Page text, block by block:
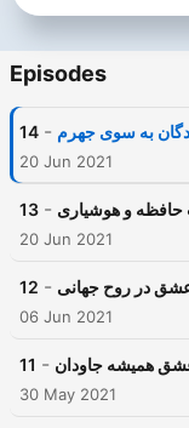
Episodes
14 - به سوی جهرم
20 Jun 2021
13 - و هوشیاری
20 Jun 2021
12 - در روح جهانی
06 Jun 2021
11 - همیشه جاودان
30 May 2021